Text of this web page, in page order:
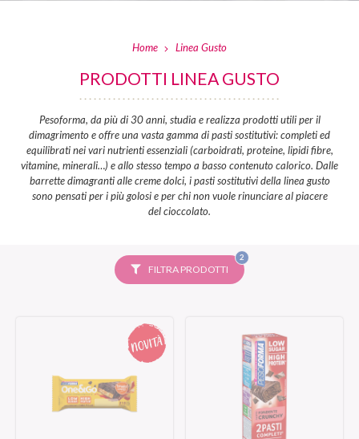
Home Linea Gusto
PRODOTTI LINEA GUSTO
Pesoforma, da più di 30 anni, studia e realizza prodotti utili per il
dimagrimento e offre una vasta gamma di pasti sostitutivi: completi ed
equilibrati nei vari nutrienti essenziali (carboidrati, proteine, lipidi fibre,
vitamine, minerali…) e allo stesso tempo a basso contenuto calorico. Dalle
barrette dimagranti alle creme dolci, i pasti sostitutivi della linea gusto
sono pensati per i più golosi e per chi non vuole rinunciare al piacere
del cioccolato.
FILTRA PRODOTTI
2FILTRI
SELEZIONATI